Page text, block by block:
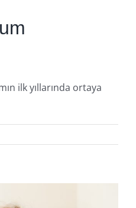
ilk yıllarında ortaya